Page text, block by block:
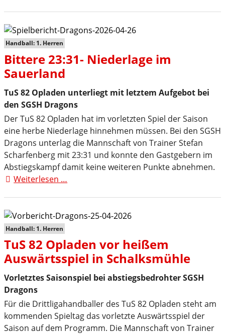
Rösrath
Handball: 1. Herren
Bittere 23:31- Niederlage im
Sauerland
TuS 82 Opladen unterliegt mit letztem Aufgebot bei
den SGSH Dragons
Der TuS 82 Opladen hat im vorletzten Spiel der Saison
eine herbe Niederlage hinnehmen müssen. Bei den SGSH
Dragons unterlag die Mannschaft von Trainer Stefan
Scharfenberg mit 23:31 und konnte den Gastgebern im
Abstiegskampf damit keine weiteren Punkte abnehmen.
Weiterlesen …
im
Handball: 1. Herren
TuS 82 Opladen vor heißem
Auswärtsspiel in Schalksmühle
Vorletztes Saisonspiel bei abstiegsbedrohter SGSH
Dragons
Für die Drittligahandballer des TuS 82 Opladen steht am
kommenden Spieltag das vorletzte Auswärtsspiel der
Saison auf dem Programm. Die Mannschaft von Trainer